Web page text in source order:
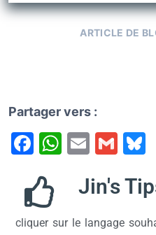
ARTICLE DE
Partager vers :
F
c
e
W
at
E
ai
G
ai
Jin's
cliquer sur le langage